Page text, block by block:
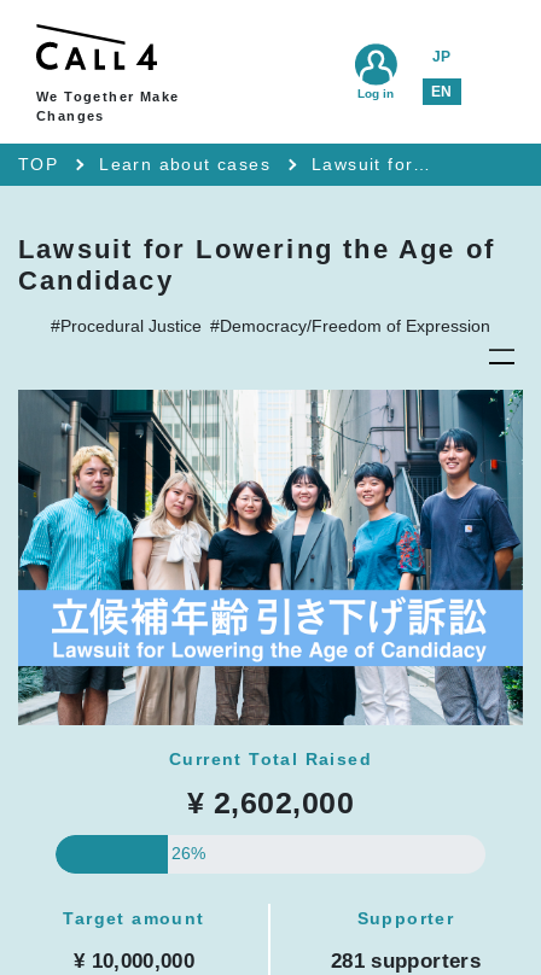
We Together Make
Changes
JP
EN
Log in
TOP Learn about cases
Lawsuit for Lowering the Age of
Candidacy
#Procedural Justice #Democracy/Freedom of Expression
Current Total Raised
¥ 2,602,000
26%
Target amount
¥ 10,000,000
Supporter
281 supporters